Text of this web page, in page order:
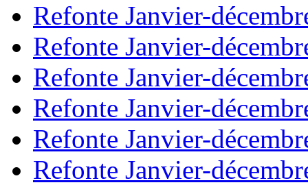
Refonte Janvier-
Refonte Janvier-
Refonte Janvier-
Refonte Janvier-
Refonte Janvier-
Refonte Janvier-